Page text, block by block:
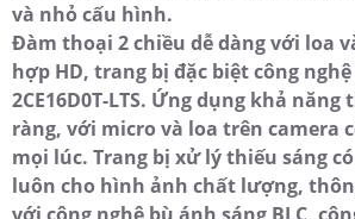
và nhỏ cấu hình.
Đàm thoại 2 chiều dễ dàng với loa
hợp HD, trang bị đặc biệt công nghệ
2CE16D0T-LTS. Ứng dụng khả
ràng, với micro và loa trên camera
mọi lúc. Trang bị xử lý thiếu sáng
luôn cho hình ảnh chất lượng,